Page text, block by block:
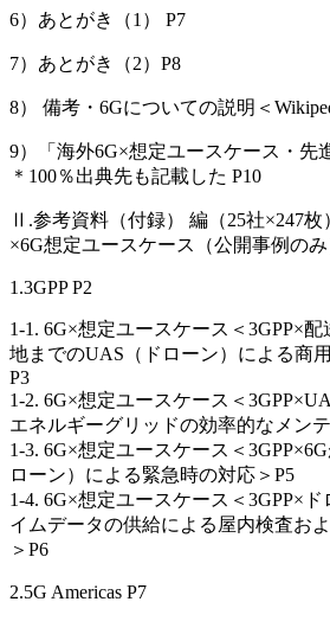
6）あとがき（1） P7
7）あとがき（2）P8
8） 備考・6Gについての説明＜
9）「海外6G×想定ユースケース・先
＊100％出典先も記載した P10
Ⅱ.参考資料（付録） 編（25社×247
×6G想定ユースケース（公開事例のみ
1.3GPP P2
1-1. 6G×想定ユースケース＜3GPP×
地までのUAS（ドローン）による商
P3
1-2. 6G×想定ユースケース＜
エネルギーグリッドの効率的なメン
1-3. 6G×想定ユースケース＜
ローン）による緊急時の対応＞P5
1-4. 6G×想定ユースケース＜3GPP×
イムデータの供給による屋内検査お
＞P6
2.5G Americas P7